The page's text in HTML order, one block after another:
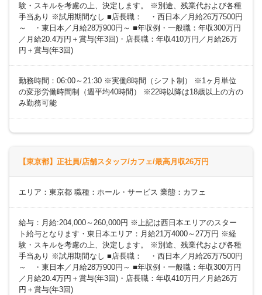
験・スキルを考慮の上、決定します。 ※別途、残業代および各種
手当あり ※試用期間なし ■店長職： ・西日本／月給26万7500円
～ ・東日本／月給28万900円～ ■年収例・一般職：年収300万円
／月給20.4万円＋賞与(年3回)・店長職：年収410万円／月給26万
円＋賞与(年3回)
勤務時間：06:00～21:30 ※実働8時間（シフト制） ※1ヶ月単位
の変形労働時間制（週平均40時間） ※22時以降は18歳以上の方の
み勤務可能
【東京都】正社員/店舗スタッフ/カフェ/最高月収26万円
エリア：東京都 職種：ホール・サービス 業態：カフェ
給与：月給:204,000～260,000円 ※上記は西日本エリアのスター
ト給与となります・東日本エリア：月給21万4000～27万円 ※経
験・スキルを考慮の上、決定します。 ※別途、残業代および各種
手当あり ※試用期間なし ■店長職： ・西日本／月給26万7500円
～ ・東日本／月給28万900円～ ■年収例・一般職：年収300万円
／月給20.4万円＋賞与(年3回)・店長職：年収410万円／月給26万
円＋賞与(年3回)